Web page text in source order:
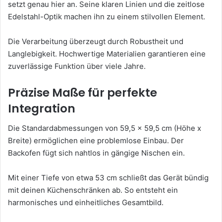
setzt genau hier an. Seine klaren Linien und die zeitlose
Edelstahl-Optik machen ihn zu einem stilvollen Element.
Die Verarbeitung überzeugt durch Robustheit und
Langlebigkeit. Hochwertige Materialien garantieren eine
zuverlässige Funktion über viele Jahre.
Präzise Maße für perfekte
Integration
Die Standardabmessungen von 59,5 x 59,5 cm (Höhe x
Breite) ermöglichen eine problemlose Einbau. Der
Backofen fügt sich nahtlos in gängige Nischen ein.
Mit einer Tiefe von etwa 53 cm schließt das Gerät bündig
mit deinen Küchenschränken ab. So entsteht ein
harmonisches und einheitliches Gesamtbild.